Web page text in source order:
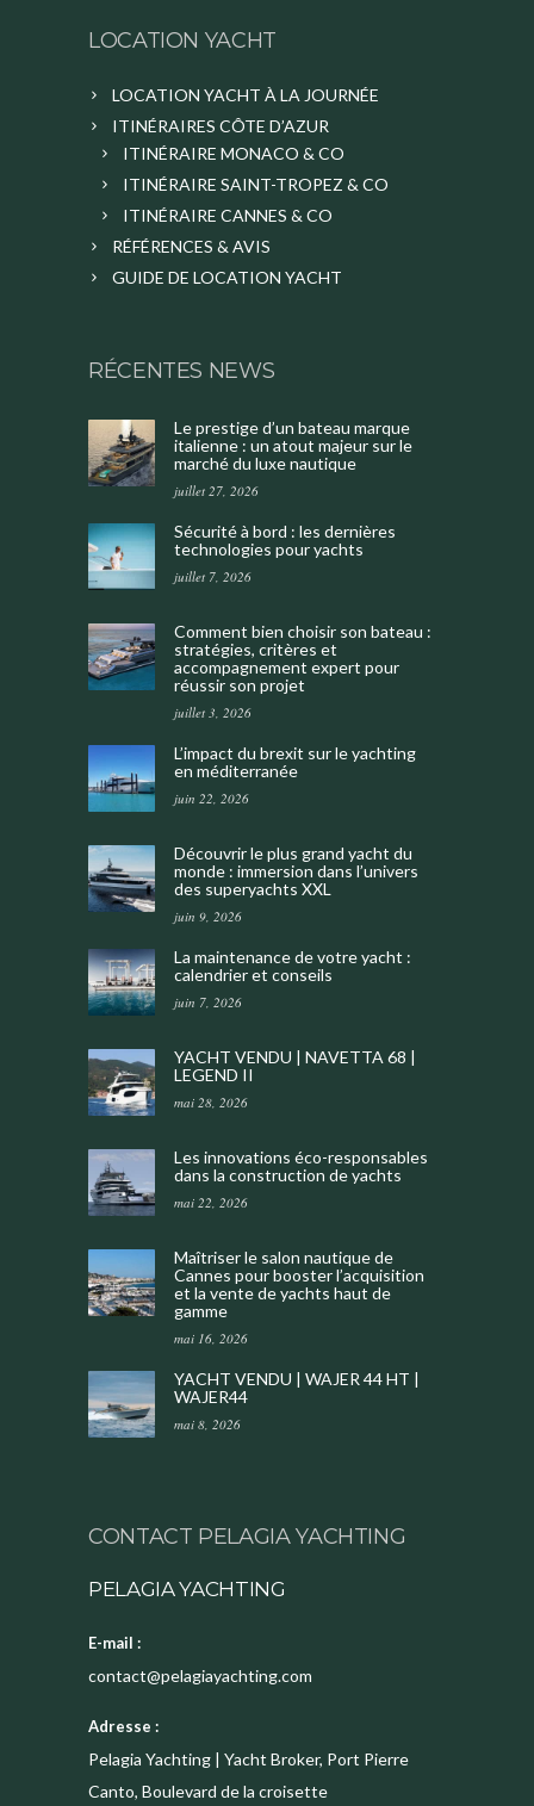
LOCATION YACHT
LOCATION YACHT À LA JOURNÉE
ITINÉRAIRES CÔTE D’AZUR
ITINÉRAIRE MONACO & CO
ITINÉRAIRE SAINT-TROPEZ & CO
ITINÉRAIRE CANNES & CO
RÉFÉRENCES & AVIS
GUIDE DE LOCATION YACHT
RÉCENTES NEWS
Le prestige d’un bateau marque
italienne : un atout majeur sur le
marché du luxe nautique
juillet 27, 2026
Sécurité à bord : les dernières
technologies pour yachts
juillet 7, 2026
Comment bien choisir son bateau :
stratégies, critères et
accompagnement expert pour
réussir son projet
juillet 3, 2026
L’impact du brexit sur le yachting
en méditerranée
juin 22, 2026
Découvrir le plus grand yacht du
monde : immersion dans l’univers
des superyachts XXL
juin 9, 2026
La maintenance de votre yacht :
calendrier et conseils
juin 7, 2026
YACHT VENDU | NAVETTA 68 |
LEGEND II
mai 28, 2026
Les innovations éco-responsables
dans la construction de yachts
mai 22, 2026
Maîtriser le salon nautique de
Cannes pour booster l’acquisition
et la vente de yachts haut de
gamme
mai 16, 2026
YACHT VENDU | WAJER 44 HT |
WAJER44
mai 8, 2026
CONTACT PELAGIA YACHTING
PELAGIA YACHTING
E-mail :
contact@pelagiayachting.com
Adresse :
Pelagia Yachting | Yacht Broker, Port Pierre
Canto, Boulevard de la croisette